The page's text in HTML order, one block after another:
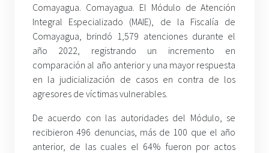
Comayagua. Comayagua. El Módulo de Atención
Integral Especializado (MAIE), de la Fiscalía de
Comayagua, brindó 1,579 atenciones durante el
año 2022, registrando un incremento en
comparación al año anterior y una mayor respuesta
en la judicialización de casos en contra de los
agresores de víctimas vulnerables.
De acuerdo con las autoridades del Módulo, se
recibieron 496 denuncias, más de 100 que el año
anterior, de las cuales el 64% fueron por actos